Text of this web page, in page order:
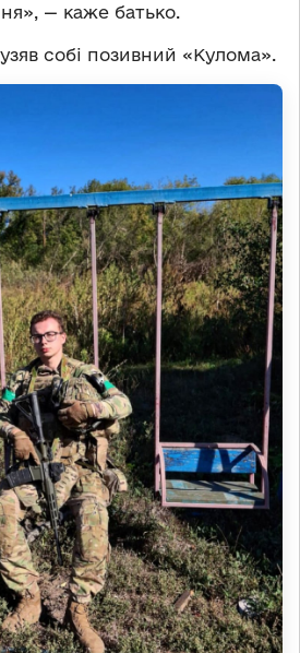
— каже батько.
собі позивний «Кулома».